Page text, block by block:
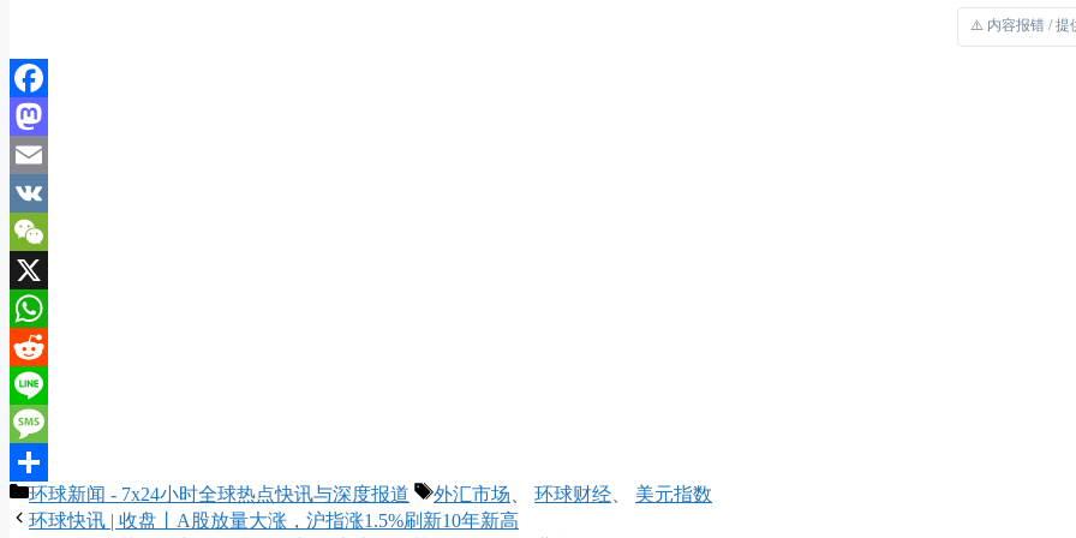
⚠️ 内容报错 / 提
Facebook
Mastodon
Email
VK
WeChat
X
WhatsApp
Reddit
Line
Message
分分
类
环球新闻 - 7x24小时全球热点快讯与深度报道
标
签
外汇市场 环球财经
美元指数
环球快讯 | 收盘丨A股放量大涨，沪指涨1.5%刷新10年新高